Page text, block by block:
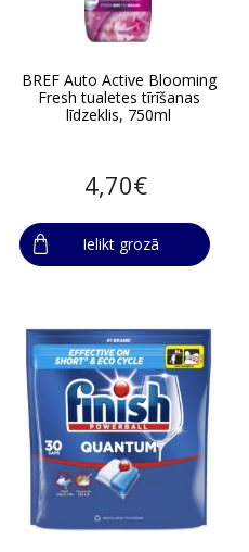
BREF Auto Active Blooming
Fresh tualetes tīrīšanas
līdzeklis, 750ml
4,70€
Ielikt grozā